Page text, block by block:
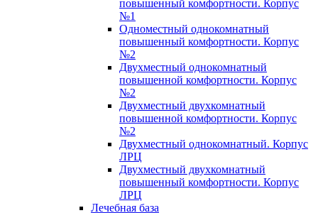
повышенный комфортности. Корпус
№1
Одноместный однокомнатный
повышенный комфортности. Корпус
№2
Двухместный однокомнатный
повышенной комфортности. Корпус
№2
Двухместный двухкомнатный
повышенной комфортности. Корпус
№2
Двухместный однокомнатный. Корпус
ЛРЦ
Двухместный двухкомнатный
повышенный комфортности. Корпус
ЛРЦ
Лечебная база